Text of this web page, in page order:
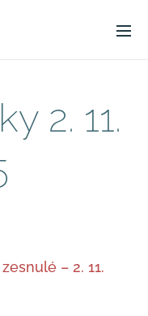
2. 11.
– 2. 11.